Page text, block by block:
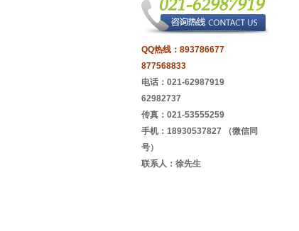
QQ热线： 893786677
877568833
电话：021-62987919
62982737
传真：021-53555259
手机：18930537827 （微信同
号）
联系人：徐先生